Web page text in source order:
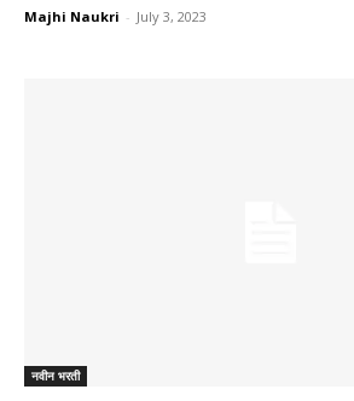
Majhi Naukri - July 3, 2023
नवीन भरती